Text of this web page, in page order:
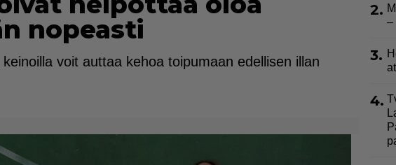
nopeasti
keinoilla voit auttaa kehoa toipumaan edellisen illan
2.
–
3.
4.